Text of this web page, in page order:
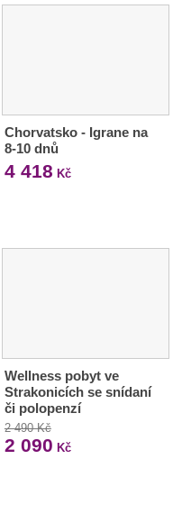
Chorvatsko - Igrane na
8-10 dnů
4 418 Kč
Wellness pobyt ve
Strakonicích se snídaní
či polopenzí
2 490 Kč
2 090 Kč